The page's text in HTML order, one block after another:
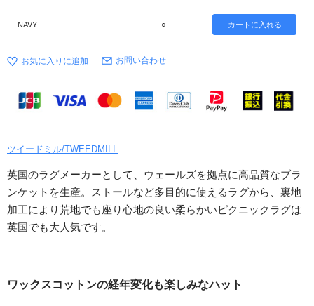
NAVY ○
お問い合わせ
ツイードミル/TWEEDMILL
英国のラグメーカーとして、ウェールズを拠点に高品質なブラ
ンケットを生産。ストールなど多目的に使えるラグから、裏地
加工により荒地でも座り心地の良い柔らかいピクニックラグは
英国でも大人気です。
ワックスコットンの経年変化も楽しみなハット